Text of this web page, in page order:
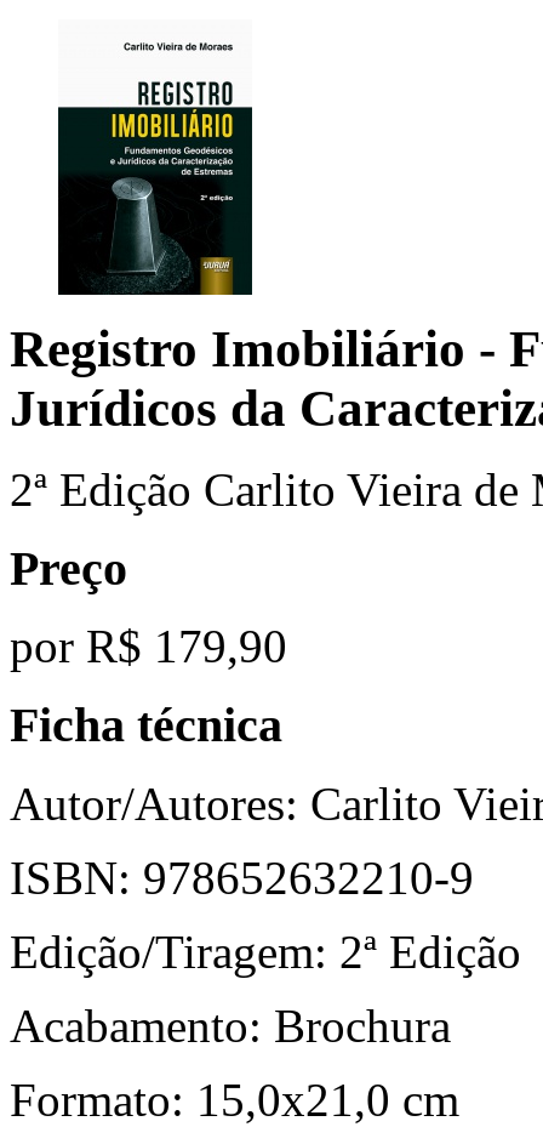
Registro Imobiliário -
Jurídicos da
2ª Edição Carlito Vieira de
Preço
por R$ 179,90
Ficha técnica
Autor/Autores: Carlito
ISBN: 978652632210-9
Edição/Tiragem: 2ª Edição
Acabamento: Brochura
Formato: 15,0x21,0 cm